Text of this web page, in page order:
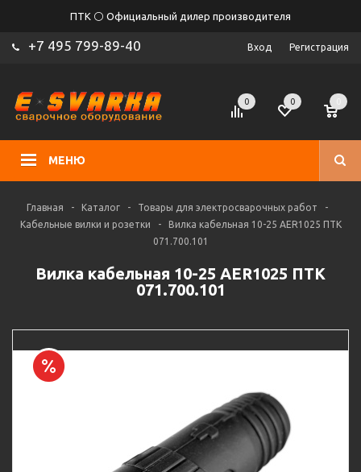
ПТК ⚪ Официальный дилер производителя
+7 495 799-89-40 Вход Регистрация
МЕНЮ
0 0
Главная - Каталог - Товары для электросварочных работ
-
Кабельные вилки и розетки
-
Вилка кабельная 10-25 AER1025 ПТК
071.700.101
Вилка кабельная 10-25 AER1025 ПТК
071.700.101